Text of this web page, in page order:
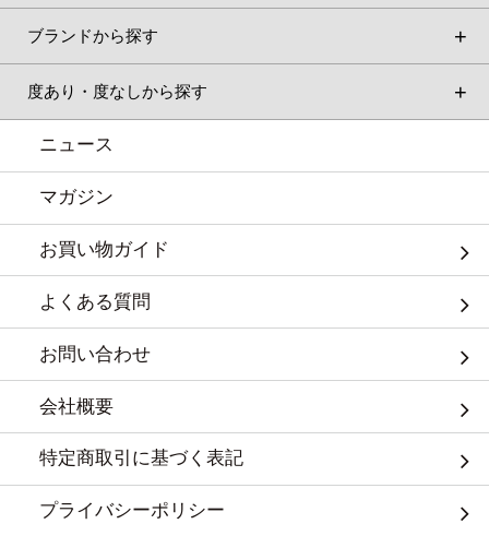
ブランドから探す
度あり・度なしから探す
ニュース
マガジン
お買い物ガイド
よくある質問
お問い合わせ
会社概要
特定商取引に基づく表記
プライバシーポリシー